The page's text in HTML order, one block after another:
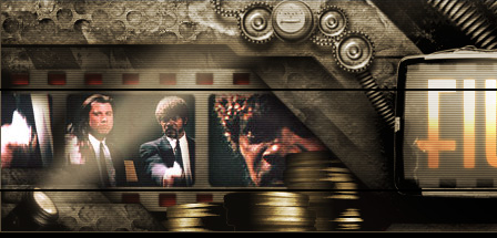
Hyppää pääsisältöön